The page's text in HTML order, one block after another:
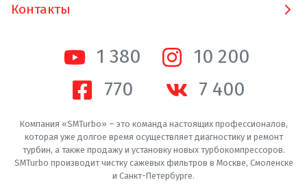
Контакты
1 380
10 200
770
7 400
Компания «SMTurbo» – это команда настоящих профессионалов,
которая уже долгое время осуществляет диагностику и ремонт
турбин, а также продажу и установку новых турбокомпрессоров.
SMTurbo производит чистку сажевых фильтров в Москве, Смоленске
и Санкт-Петербурге.